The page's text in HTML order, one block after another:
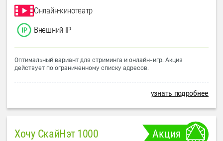
Онлайн-кинотеатр
Внешний IP
Оптимальный вариант для стриминга и онлайн-игр. Акция
действует по ограниченному списку адресов.
узнать подробнее
Хочу СкайНэт 1000 Акция